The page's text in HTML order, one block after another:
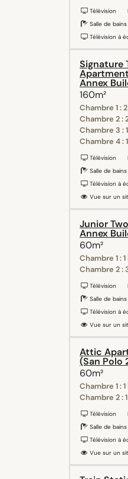
Télévision
Salle de
Télévision à
Signature
Annex
160m²
Chambre 1 :
Chambre 2 :
Chambre 3 :
Chambre 4 :
Télévision
Salle de
Télévision à
Vue sur un
Junior
Annex
60m²
Chambre 1 :
Chambre 2 :
Télévision
Salle de
Télévision à
Vue sur un
Attic
(San Polo
60m²
Chambre 1 :
Chambre 2 :
Télévision
Salle de
Télévision à
Vue sur un